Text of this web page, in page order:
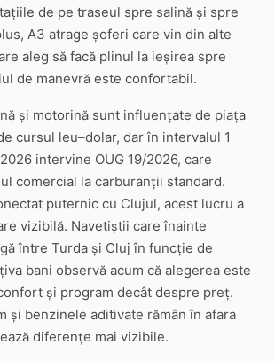
de pe traseul spre salină și spre
A3 atrage șoferi care vin din alte
aleg să facă plinul la ieșirea spre
de manevră este confortabil.
și motorină sunt influențate de piața
cursul leu–dolar, dar în intervalul 1
intervine OUG 19/2026, care
comercial la carburanții standard.
puternic cu Clujul, acest lucru a
vizibilă. Navetiștii care înainte
între Turda și Cluj în funcție de
bani observă acum că alegerea este
și program decât despre preț.
și benzinele aditivate rămân în afara
diferențe mai vizibile.